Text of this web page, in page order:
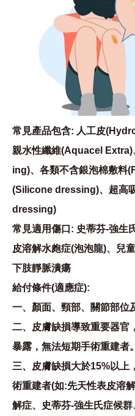
常見產品包含: 人工皮
親水性纖維(Aquacel
ing)、各類不含銀泡棉敷料
(Silicone dressing)、超高
dressing)
常見適用傷口: 史蒂芬-強生
皮溶解水皰症(泡泡龍)、兒
下肢靜脈潰瘍
給付條件(適應症):
一、顏面、頸部、關節部位
二、皮膚缺損導致重要器官
暴露，無法短期手術重建者。
三、皮膚缺損大於15%以上
術重建者(如:先天性表皮溶
解症、史蒂芬-強生氏症候